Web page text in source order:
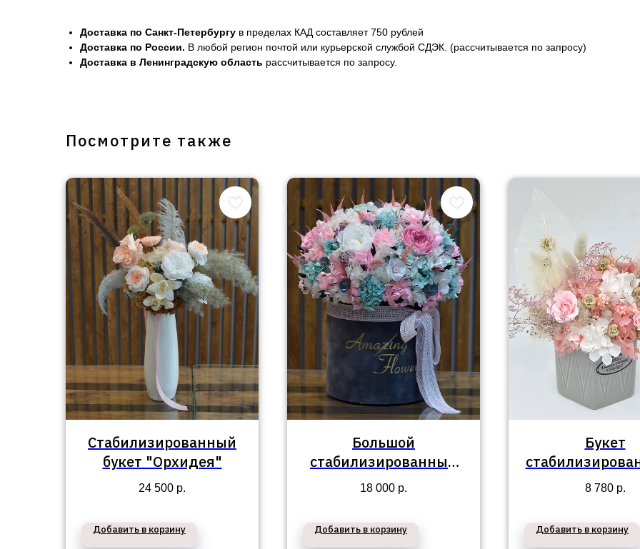
Доставка по Санкт-Петербургу в пределах КАД составляет 750 рублей
Доставка по России. В любой регион почтой или курьерской службой СДЭК. (рассчитывается по запросу)
Доставка в Ленинградскую область рассчитывается по запросу.
Посмотрите также
Стабилизированный
букет "Орхидея"
24 500 р.
Добавить в корзину
Большой
стабилизированный
букет в коробке №67
18 000 р.
Добавить в корзину
Букет
кашпо
8 780 р.
Добавить в корзину